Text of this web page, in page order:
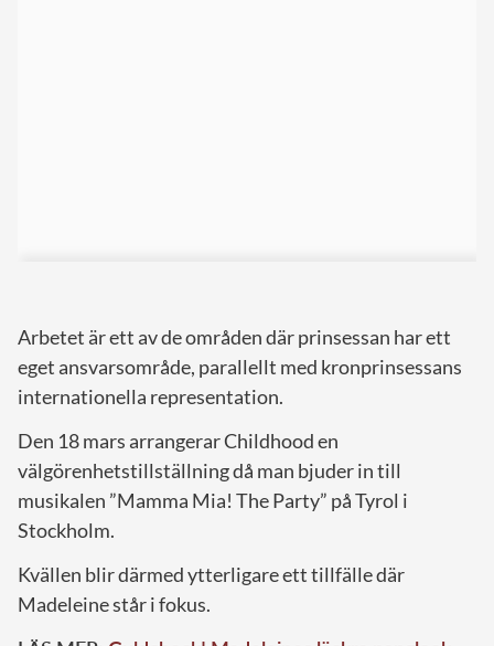
Arbetet är ett av de områden där prinsessan har ett
eget ansvarsområde, parallellt med kronprinsessans
internationella representation.
Den 18 mars arrangerar Childhood en
välgörenhetstillställning då man bjuder in till
musikalen ”Mamma Mia! The Party” på Tyrol i
Stockholm.
Kvällen blir därmed ytterligare ett tillfälle där
Madeleine står i fokus.